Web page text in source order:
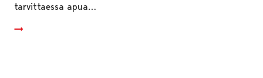
tarvittaessa apua…